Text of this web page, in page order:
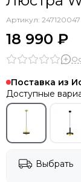
Артикул: 247120047
18 990 ₽
Поставка из
Доступные
Выбрать